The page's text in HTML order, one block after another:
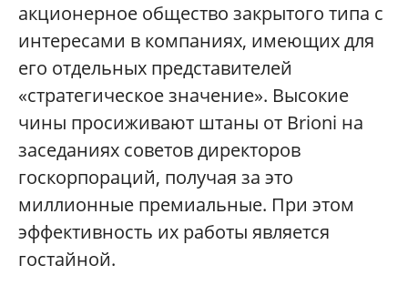
акционерное общество закрытого типа с
интересами в компаниях, имеющих для
его отдельных представителей
«стратегическое значение». Высокие
чины просиживают штаны от Brioni на
заседаниях советов директоров
госкорпораций, получая за это
миллионные премиальные. При этом
эффективность их работы является
гостайной.